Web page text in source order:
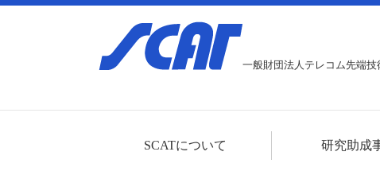
一般財団法人テレコム先端
SCATについて 研究助成